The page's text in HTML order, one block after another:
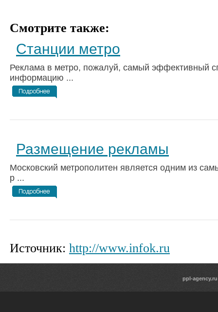
Смотрите также:
Станции метро
Реклама в метро, пожалуй, самый эффективный
информацию ...
Размещение рекламы
Московский метрополитен является одним из
р ...
Источник: http://www.infok.ru
ppl-